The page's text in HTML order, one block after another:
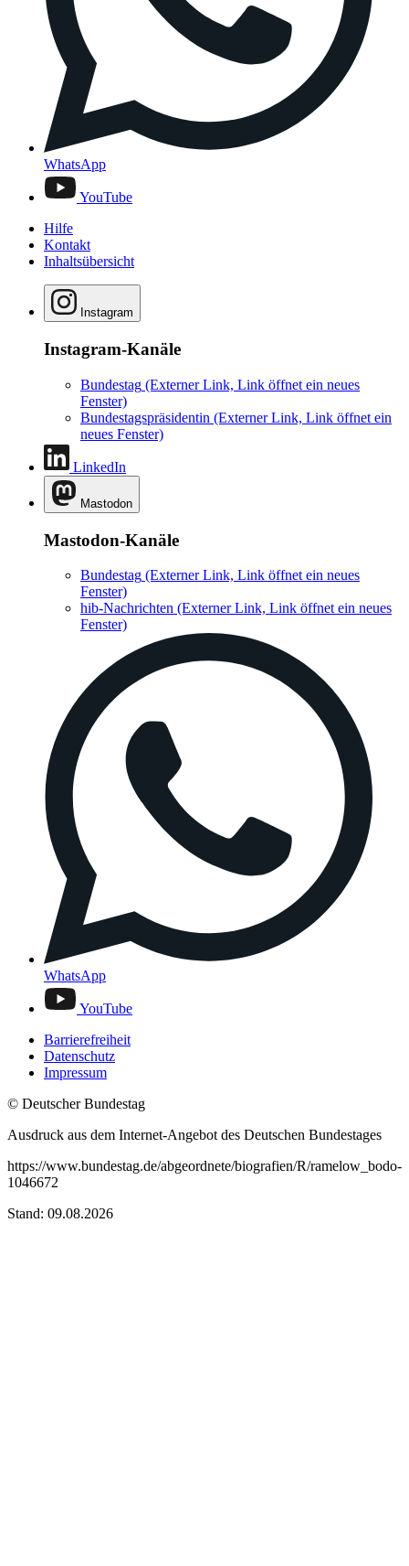
WhatsApp
YouTube
Hilfe
Kontakt
Inhaltsübersicht
Instagram
Instagram-Kanäle
Bundestag (Externer Link, Link öffnet ein neues
Fenster)
Bundestagspräsidentin (Externer Link, Link öffnet ein
neues Fenster)
LinkedIn
Mastodon
Mastodon-Kanäle
Bundestag (Externer Link, Link öffnet ein neues
Fenster)
hib-Nachrichten (Externer Link, Link öffnet ein neues
Fenster)
WhatsApp
YouTube
Barrierefreiheit
Datenschutz
Impressum
© Deutscher Bundestag
Ausdruck aus dem Internet-Angebot des Deutschen Bundestages
https://www.bundestag.de/abgeordnete/biografien/R/ramelow_bodo-
1046672
Stand: 09.08.2026